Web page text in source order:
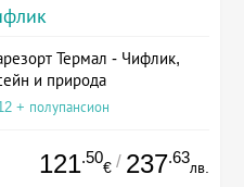
Термал - Чифлик,
и природа
+ полупансион
121.50
€ / 237.63
лв.